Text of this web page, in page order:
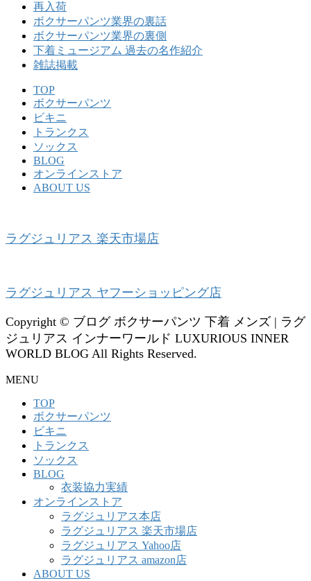
再入荷
ボクサーパンツ業界の裏話
ボクサーパンツ業界の裏側
下着ミュージアム 過去の名作紹介
雑誌掲載
TOP
ボクサーパンツ
ビキニ
トランクス
ソックス
BLOG
オンラインストア
ABOUT US
ラグジュリアス 楽天市場店
ラグジュリアス ヤフーショッピング店
Copyright © ブログ ボクサーパンツ 下着 メンズ | ラグ
ジュリアス インナーワールド LUXURIOUS INNER
WORLD BLOG All Rights Reserved.
MENU
TOP
ボクサーパンツ
ビキニ
トランクス
ソックス
BLOG
衣装協力実績
オンラインストア
ラグジュリアス本店
ラグジュリアス 楽天市場店
ラグジュリアス Yahoo店
ラグジュリアス amazon店
ABOUT US